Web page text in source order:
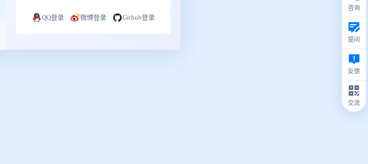
咨询
提问
反馈
交流
QQ登录 微博登录 Github登录